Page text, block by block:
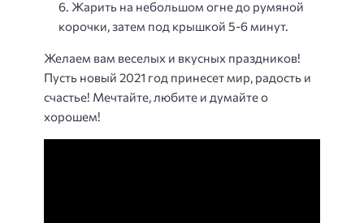
Жарить на небольшом огне до румяной
корочки, затем под крышкой 5-6 минут.
Желаем вам веселых и вкусных праздников!
Пусть новый 2021 год принесет мир, радость и
счастье! Мечтайте, любите и думайте о
хорошем!